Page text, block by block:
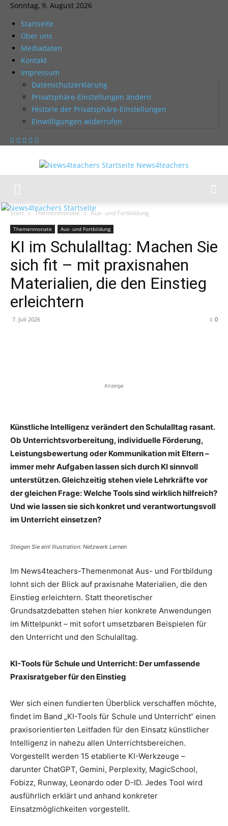
Sonntag, 9. August 2026
Startseite
Über uns
Mediadaten
Kontakt
Impressum
Datenschutzerklärung
Privatsphäre-Einstellungen ändern
Historie der Privatsphäre-Einstellungen
Einwilligungen widerrufen
News4teachers
Start Themenmonate Aus- und Fortbildung
Themenmonate Aus- und Fortbildung
KI im Schulalltag: Machen Sie
sich fit – mit praxisnahen
Materialien, die den Einstieg
erleichtern
7. Juli 2026 0
Anzeige
Künstliche Intelligenz verändert den Schulalltag rasant.
Ob Unterrichtsvorbereitung, individuelle Förderung,
Leistungsbewertung oder Kommunikation mit Eltern –
immer mehr Aufgaben lassen sich durch KI sinnvoll
unterstützen. Gleichzeitig stehen viele Lehrkräfte vor
der gleichen Frage: Welche Tools sind wirklich hilfreich?
Und wie lassen sie sich konkret und verantwortungsvoll
im Unterricht einsetzen?
Steigen Sie ein! Illustration: Netzwerk Lernen
Im News4teachers-Themenmonat Aus- und Fortbildung
lohnt sich der Blick auf praxisnahe Materialien, die den
Einstieg erleichtern. Statt theoretischer
Grundsatzdebatten stehen hier konkrete Anwendungen
im Mittelpunkt – mit sofort umsetzbaren Beispielen für
den Unterricht und den Schulalltag.
KI-Tools für Schule und Unterricht: Der umfassende
Praxisratgeber für den Einstieg
Wer sich einen fundierten Überblick verschaffen möchte,
findet im Band „KI-Tools für Schule und Unterricht“ einen
praxisorientierten Leitfaden für den Einsatz künstlicher
Intelligenz in nahezu allen Unterrichtsbereichen.
Vorgestellt werden 15 etablierte KI-Werkzeuge –
darunter ChatGPT, Gemini, Perplexity, MagicSchool,
Fobizz, Runway, Leonardo oder D-ID. Jedes Tool wird
ausführlich erklärt und anhand konkreter
Einsatzmöglichkeiten vorgestellt.